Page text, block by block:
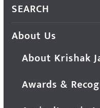
SEARCH
About Us
About Krishak
Awards &